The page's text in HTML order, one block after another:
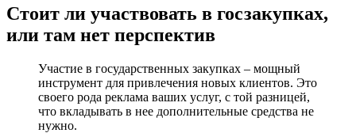
Стоит ли участвовать в госзакупках,
или там нет перспектив
Участие в государственных закупках – мощный
инструмент для привлечения новых клиентов. Это
своего рода реклама ваших услуг, с той разницей,
что вкладывать в нее дополнительные средства не
нужно.